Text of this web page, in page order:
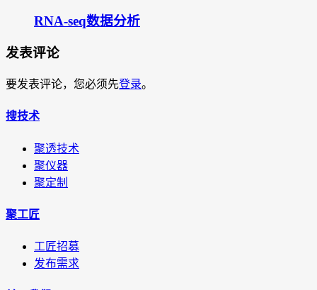
RNA-seq数据分析
发表评论
要发表评论，您必须先登录。
搜技术
聚透技术
聚仪器
聚定制
聚工匠
工匠招募
发布需求